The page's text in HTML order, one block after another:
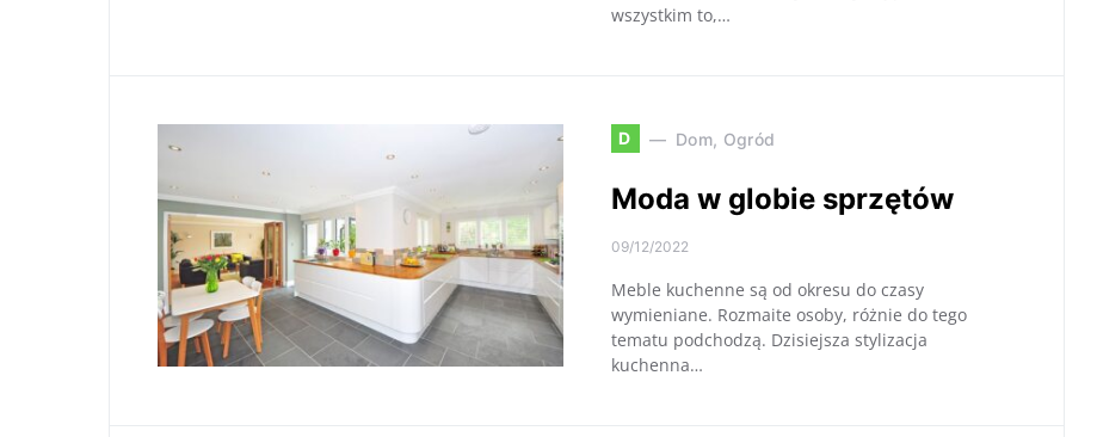
wszystkim to,…
D Dom, Ogród
Moda w globie sprzętów
09/12/2022
Meble kuchenne są od okresu do czasy
wymieniane. Rozmaite osoby, różnie do tego
tematu podchodzą. Dzisiejsza stylizacja
kuchenna…